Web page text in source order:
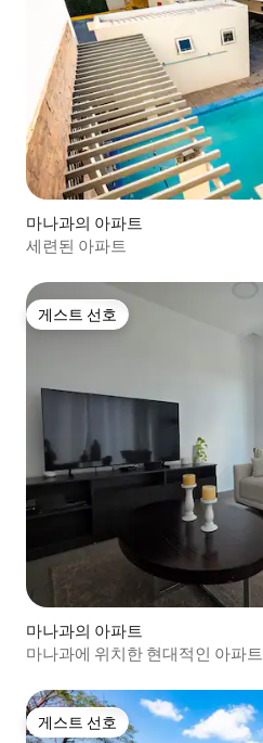
마나과의 아파트
세련된 아파트
게스트 선호
게스트 선호
마나과의 아파트
마나과에 위치한 현대적인 아파트
게스트 선호
게스트 선호